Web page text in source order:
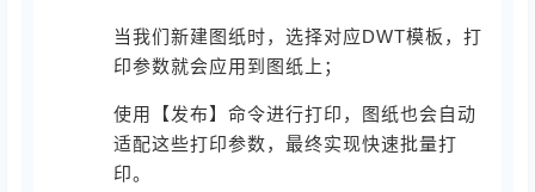
当我们新建图纸时，选择对应DWT模板，打
印参数就会应用到图纸上；
使用【发布】命令进行打印，图纸也会自动
适配这些打印参数，最终实现快速批量打
印。